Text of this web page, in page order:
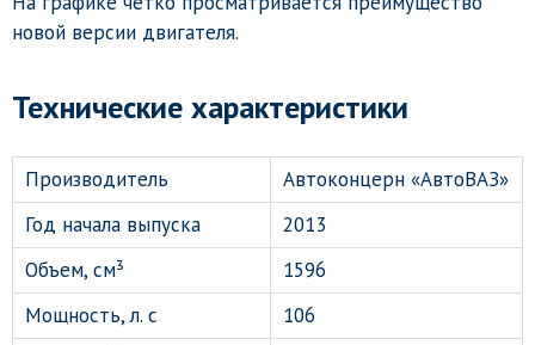
новой версии двигателя.
Технические характеристики
Производитель
Автоконцерн «АвтоВАЗ»
Год начала выпуска
2013
Объем, см³
1596
Мощность, л. с
106